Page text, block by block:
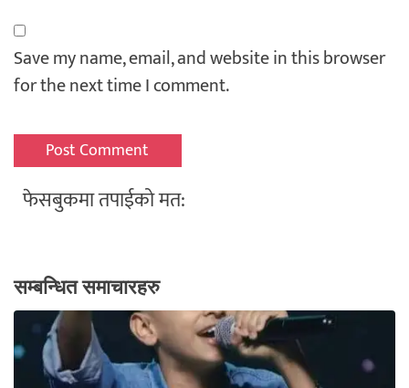
Save my name, email, and website in this browser
for the next time I comment.
फेसबुकमा तपाईको मत:
सम्बन्धित समाचारहरु